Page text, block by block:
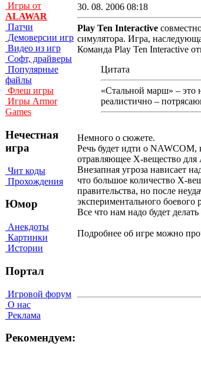
Игры от
ALAWAR
Патчи
Демоверсии игр
Видео из игр
Софт, драйверы
Популярные
файлы
Флеш игры
Игры Armor
Games
Нечестная
игра
Чит коды
Прохождения
Юмор
Анекдоты
Картинки
Истории
Портал
Игровой форум
О нас
Реклама
Рекомендуем:
30. 08. 2006 08:18
Play Ten Interactive
симулятора. Игра,
Команда Play Ten Interactive
Цитата
«Стальной марш» – это
реалистично –
Немного о сюжете.
Речь будет идти о NAWCOM,
отравляющее Х-вещество
Внезапная угроза нависает
что большое количество Х-
правительства, но после
экспериментального
Все что нам надо будет
Подробнее об игре можно